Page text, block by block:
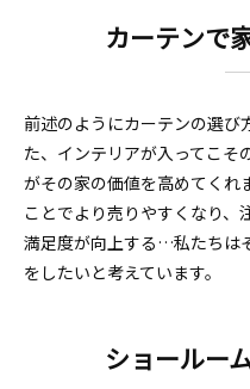
カーテンで
前述のようにカーテンの選び
た、インテリアが入ってこそ
がその家の価値を高めてくれ
ことでより売りやすくなり、
満足度が向上する…私たちは
をしたいと考えています。
ショールー